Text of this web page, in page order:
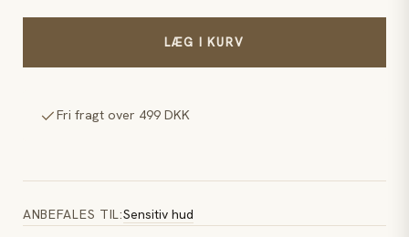
LÆG I KURV
Fri fragt over 499 DKK
ANBEFALES TIL:Sensitiv hud